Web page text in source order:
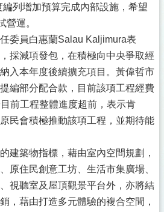
列增加預算完成內部設施，希望
營運。
委員白惠蘭Salau Kaljimura表
採減項發包，在積極向中央爭取經
入本年度後續擴充項目。黃偉哲市
編部分配合款，目前該項工程經費
前工程整體進度超前，表示肯
民會積極推動該項工程，並期待能
建築物指標，藉由室內空間規劃，
原住民創意工坊、生活市集廣場、
視聽室及屋頂觀景平台外，亦將結
，藉由打造多元體驗的複合空間，